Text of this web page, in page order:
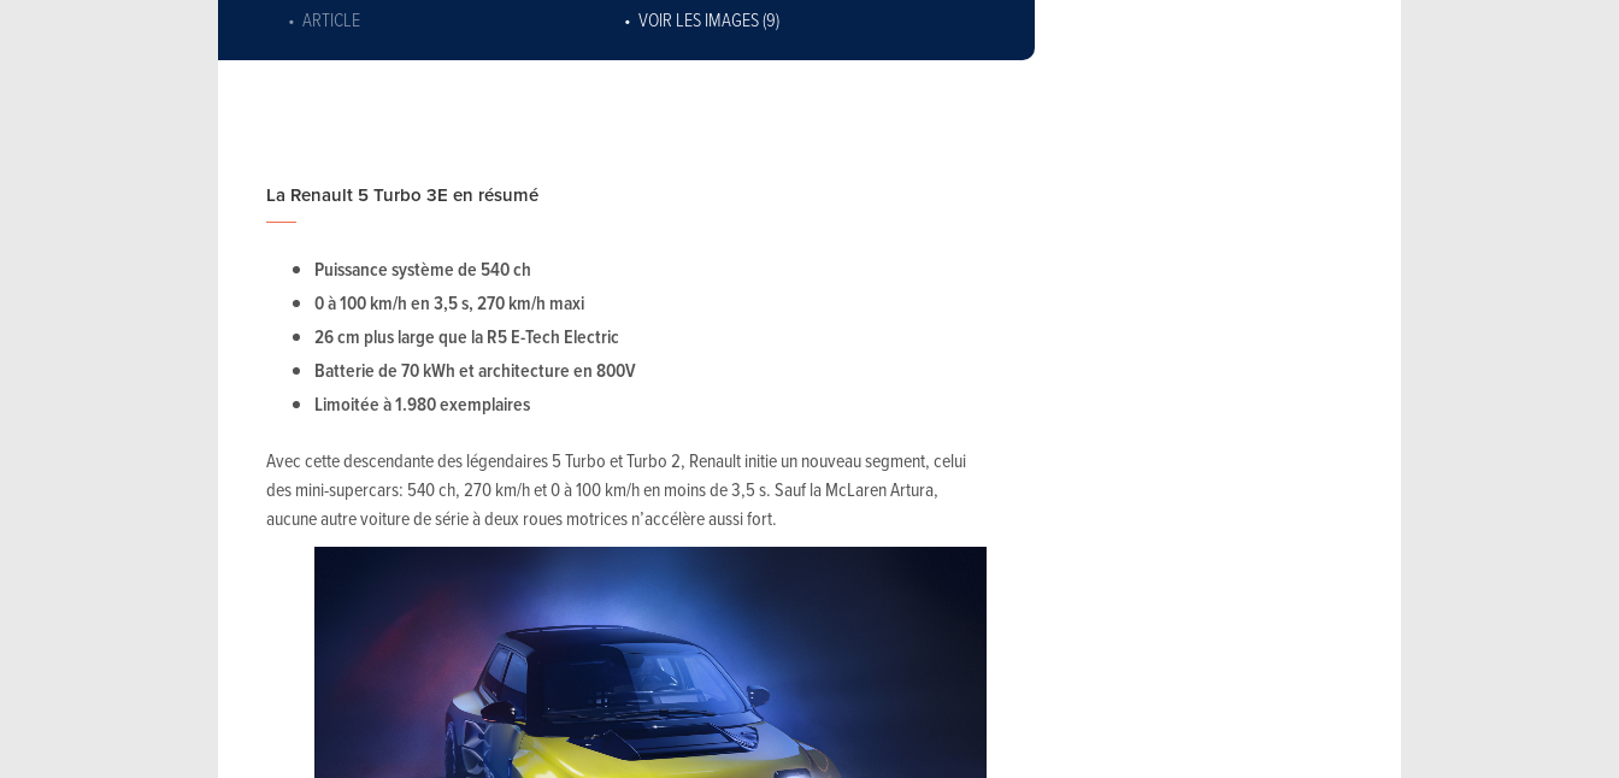
ARTICLE VOIR LES IMAGES (9)
La Renault 5 Turbo 3E en résumé
Puissance système de 540 ch
0 à 100 km/h en 3,5 s, 270 km/h maxi
26 cm plus large que la R5 E-Tech Electric
Batterie de 70 kWh et architecture en 800V
Limoitée à 1.980 exemplaires
Avec cette descendante des légendaires 5 Turbo et Turbo 2, Renault initie un nouveau segment, celui
des mini-supercars: 540 ch, 270 km/h et 0 à 100 km/h en moins de 3,5 s. Sauf la McLaren Artura,
aucune autre voiture de série à deux roues motrices n’accélère aussi fort.